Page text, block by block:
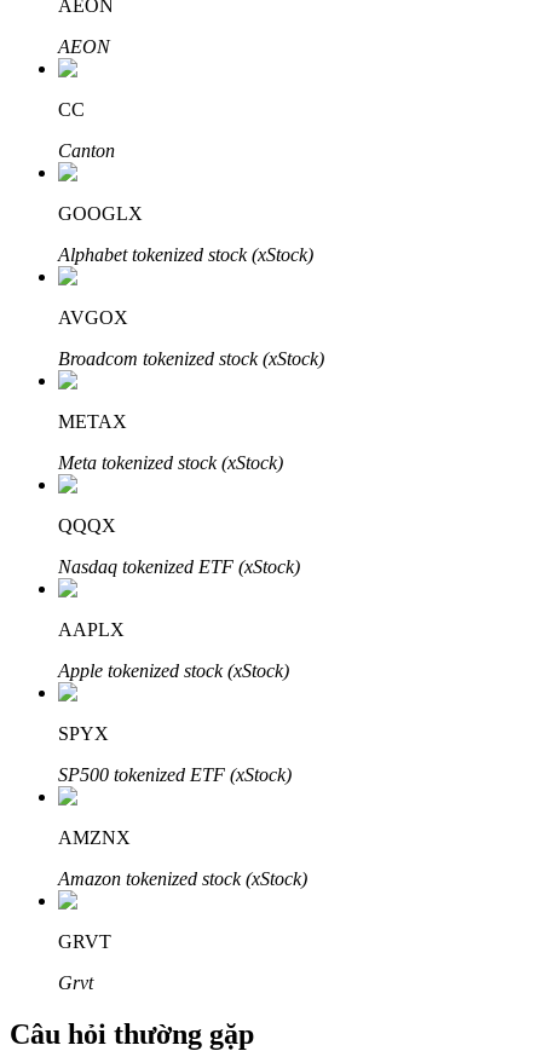
Đầu tư cố định và quản lý tài chính
Tận hưởng việc quản lý tài chính hiện tại và thu nhập lâu dài
Bitrue
Đối tác Bitrue
Đối tác Bitrue
Lên đến 65% hoa hồng!
AEON
AEON
CC
Canton
GOOGLX
Alphabet tokenized stock (xStock)
AVGOX
Broadcom tokenized stock (xStock)
METAX
Meta tokenized stock (xStock)
QQQX
Nasdaq tokenized ETF (xStock)
AAPLX
Apple tokenized stock (xStock)
SPYX
SP500 tokenized ETF (xStock)
AMZNX
Amazon tokenized stock (xStock)
GRVT
Grvt
Câu hỏi thường gặp